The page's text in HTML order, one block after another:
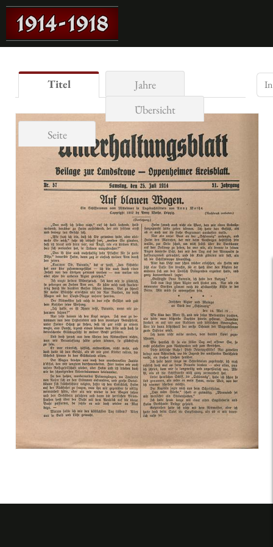
Titel
Jahre
Übersicht
Seite